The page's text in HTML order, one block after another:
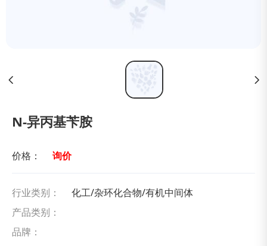
N-异丙基苄胺
价格： 询价
行业类别：
化工/杂环化合物/有机中间体
产品类别：
品牌：